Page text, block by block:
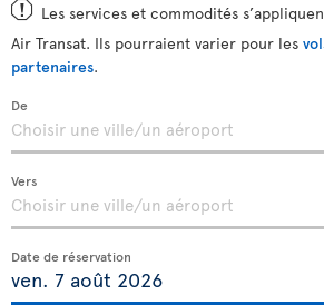
Les services et commodités
Air Transat. Ils pourraient varier pour les
partenaires.
De
Vers
Date de réservation